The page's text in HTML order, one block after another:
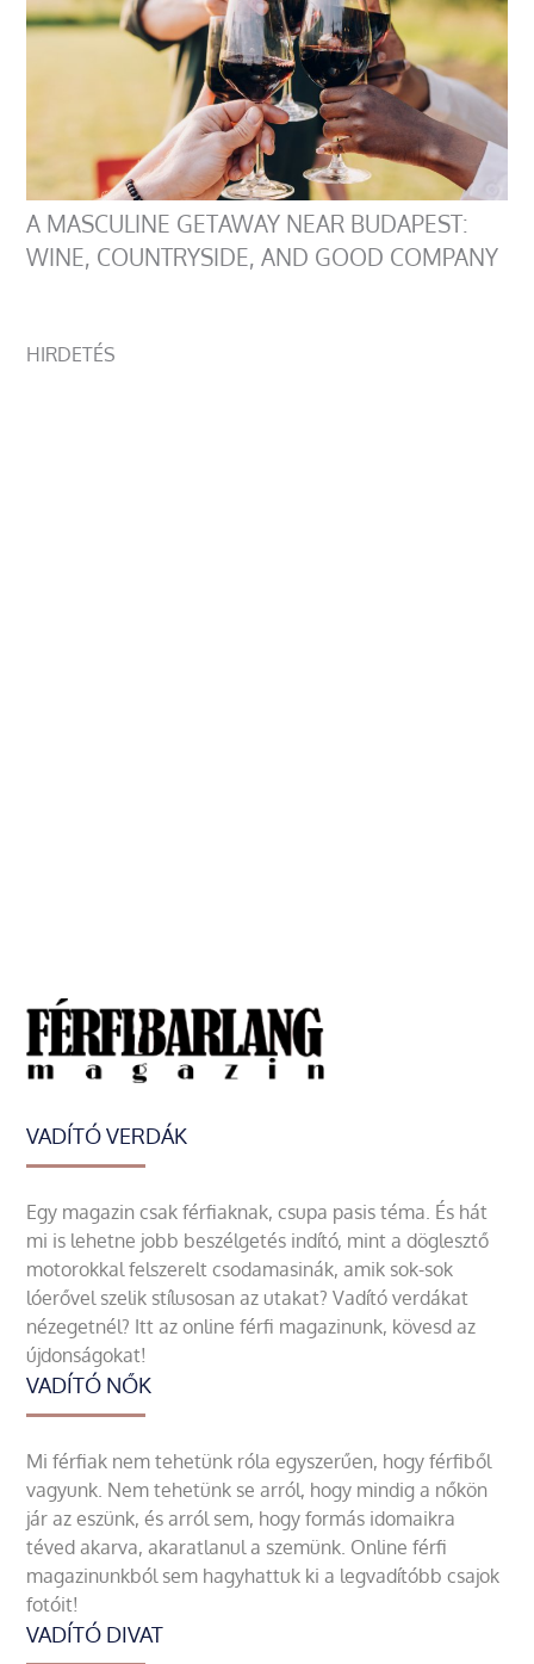
A MASCULINE GETAWAY NEAR BUDAPEST:
WINE, COUNTRYSIDE, AND GOOD COMPANY
HIRDETÉS
VADÍTÓ VERDÁK
Egy magazin csak férfiaknak, csupa pasis téma. És hát
mi is lehetne jobb beszélgetés indító, mint a döglesztő
motorokkal felszerelt csodamasinák, amik sok-sok
lóerővel szelik stílusosan az utakat? Vadító verdákat
nézegetnél? Itt az online férfi magazinunk, kövesd az
újdonságokat!
VADÍTÓ NŐK
Mi férfiak nem tehetünk róla egyszerűen, hogy férfiből
vagyunk. Nem tehetünk se arról, hogy mindig a nőkön
jár az eszünk, és arról sem, hogy formás idomaikra
téved akarva, akaratlanul a szemünk. Online férfi
magazinunkból sem hagyhattuk ki a legvadítóbb csajok
fotóit!
VADÍTÓ DIVAT